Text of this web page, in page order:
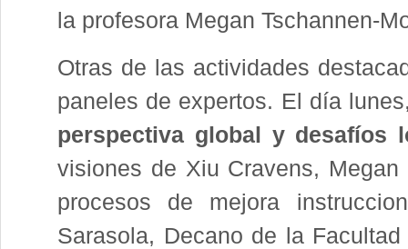
la profesora Megan Tschannen-
Otras de las actividades
paneles de expertos. El día
perspectiva global y desafíos
visiones de Xiu Cravens,
procesos de mejora
Sarasola, Decano de la